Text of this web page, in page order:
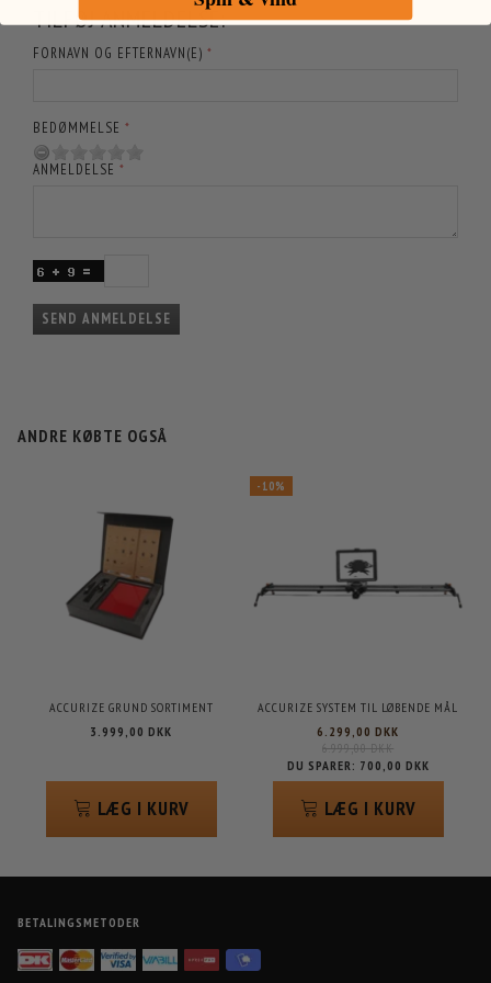
TILFØJ ANMELDELSE:
FORNAVN OG EFTERNAVN(E)
BEDØMMELSE
ANMELDELSE
SEND ANMELDELSE
ANDRE KØBTE OGSÅ
ACCURIZE GRUND SORTIMENT
3.999,00 DKK
LÆG I KURV
-10%
ACCURIZE SYSTEM TIL LØBENDE MÅL
6.299,00 DKK
6.999,00 DKK
DU SPARER: 700,00 DKK
LÆG I KURV
BETALINGSMETODER